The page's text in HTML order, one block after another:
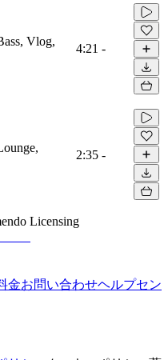
Vlog,
4:21 -
2:35 -
Licensing
金お問い合わせヘルプセン